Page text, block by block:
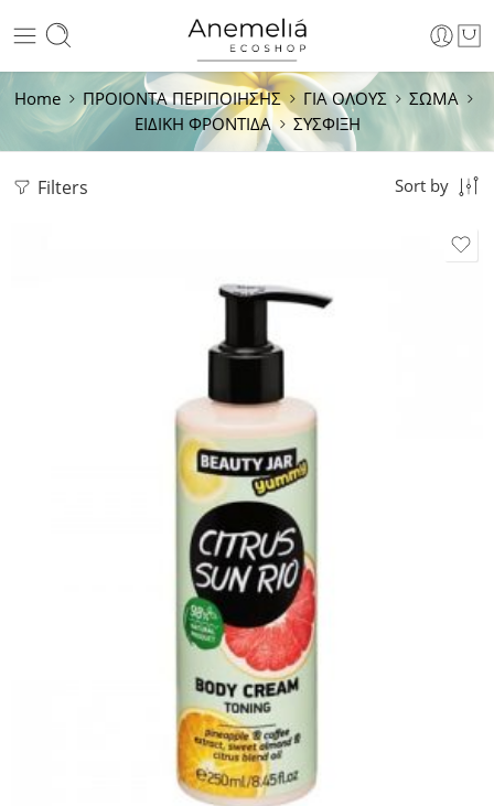
Home ΠΡΟΙΟΝΤΑ ΠΕΡΙΠΟΙΗΣΗΣ ΓΙΑ ΟΛΟΥΣ
ΣΩΜΑ
ΕΙΔΙΚΗ ΦΡΟΝΤΙΔΑ
ΣΥΣΦΙΞΗ
Filters Sort by